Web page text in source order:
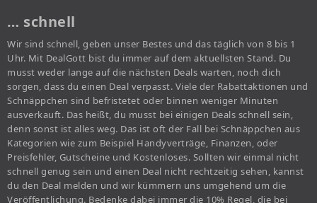
… schnell
Wir sind schnell, geben unser Bestes und das täglich von 8 bis 1
Uhr. Mit DealGott bist du immer auf dem aktuellsten Stand. Du
musst weder lange auf die nächsten Deals warten, noch dich
sorgen, dass du einen Deal verpasst. Viele der Rabattaktionen und
Schnäppchen sind befristetet oder binnen weniger Minuten
ausverkauft. Das heißt, du musst bei einigen Deals schnell sein,
denn sonst ist alles weg. Das ist oft der Fall bei Schnäppchen aus
Kategorien wie zum Beispiel Handyverträge, Finanzen, oder
Preisfehler, Gutscheine und Kostenloses. Sollten wir einmal nicht
schnell genug sein und einen Deal nicht rechtzeitig sehen, kannst
du den Deal melden und wir kümmern uns umgehend um die
Veröffentlichung. Bedenke dabei immer die 10% Regel, die bei